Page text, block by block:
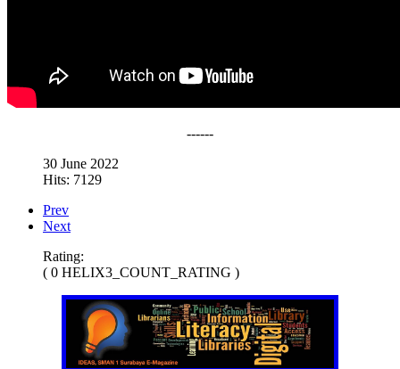
------
30 June 2022
Hits: 7129
Prev
Next
Rating:
( 0 HELIX3_COUNT_RATING )